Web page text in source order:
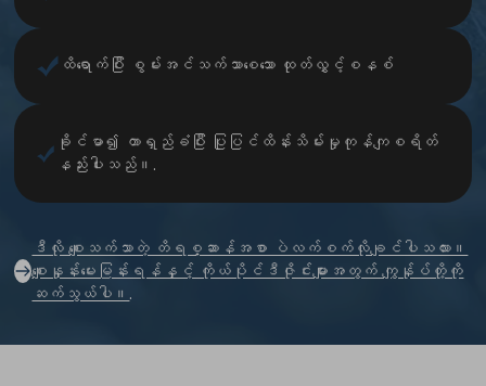
ထိရောက်ပြီး စွမ်းအင်သက်သာစေသော ထုတ်လွှင့်စနစ်
ခိုင်မာ၍ တာရှည်ခံပြီး ပြုပြင်ထိန်းသိမ်းမှုကုန်ကျစရိတ်
နည်းပါးသည်။.
ဒီလို စျေးသက်သာတဲ့ တိရစ္ဆာန်အစာ ပဲလက်စက်လိုချင်ပါသလား။
စျေးနှုန်းမေးမြန်းရန်နှင့် ကိုယ်ပိုင်ဒီဇိုင်းများအတွက် ကျွန်ုပ်တို့ကို
ဆက်သွယ်ပါ။ .